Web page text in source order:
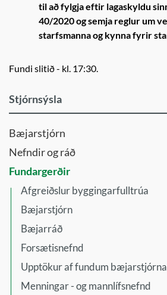
til að fylgja eftir lagaskyldu
40/2020 og semja reglur um
starfsmanna og kynna fyrir
Fundi slitið - kl. 17:30.
Stjórnsýsla
Bæjarstjórn
Nefndir og ráð
Fundargerðir
Afgreiðslur byggingarfulltrúa
Bæjarstjórn
Bæjarráð
Forsætisnefnd
Upptökur af fundum
Menningar - og mannlífsnefnd